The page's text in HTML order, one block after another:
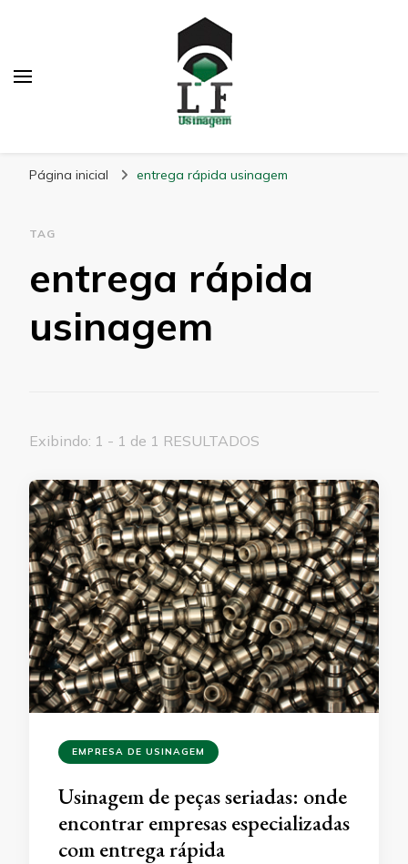
Página inicial entrega rápida usinagem
TAG
entrega rápida
usinagem
Exibindo: 1 - 1 de 1 RESULTADOS
EMPRESA DE USINAGEM
Usinagem de peças seriadas: onde
encontrar empresas especializadas
com entrega rápida